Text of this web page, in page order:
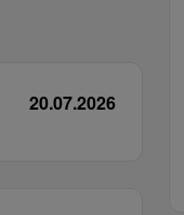
20.07.2026